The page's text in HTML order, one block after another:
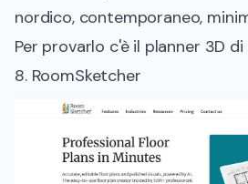
nordico, contemporaneo,
Per provarlo c'è il planner 3D
8. RoomSketcher